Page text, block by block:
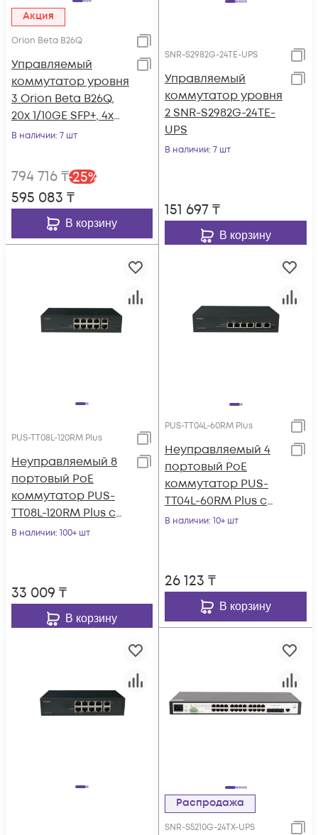
Акция
Orion Beta B26Q
Управляемый
коммутатор уровня
3 Orion Beta B26Q,
20x 1/10GE SFP+, 4x
10/25GE SFP28, 2x
для Hot Swap БП, не
входят в комплект
В наличии: 7 шт
794 716₸-25%
595 083 ₸
В корзину
SNR-S2982G-24TE-UPS
Управляемый
коммутатор уровня
2 SNR-S2982G-24TE-
UPS
В наличии: 7 шт
151 697₸
В корзину
PUS-TT08L-120RM Plus
Неуправляемый 8
портовый PoE
коммутатор PUS-
TT08L-120RM Plus с
изоляцией портов и
В наличии: 100+ шт
33 009 ₸
В корзину
PUS-TT04L-60RM Plus
Неуправляемый 4
портовый PoE
коммутатор PUS-
TT04L-60RM Plus с
изоляцией портов и
В наличии: 10+ шт
26 123 ₸
В корзину
Распродажа
SNR-S5210G-24TX-UPS